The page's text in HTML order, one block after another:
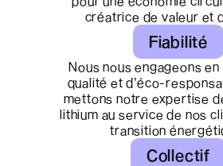
créatrice de valeur et
Fiabilité
Nous nous engageons
qualité et d’éco-
mettons notre expertise
lithium au service de nos
transition
Collectif